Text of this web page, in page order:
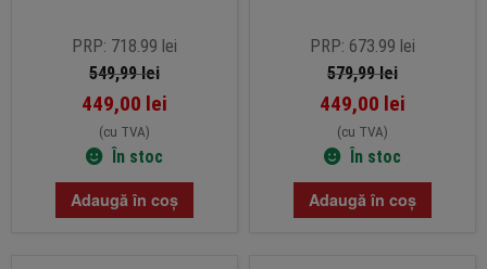
PRP: 718.99 lei
549,99lei
449,00 lei
(cu TVA)
În stoc
Adaugă în coș
PRP: 673.99 lei
579,99lei
449,00 lei
(cu TVA)
În stoc
Adaugă în coș